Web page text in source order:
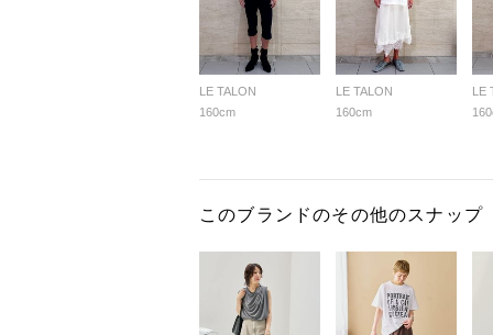
LE TALON
160cm
LE TALON
160cm
LE
このブランドのその他のスナップ